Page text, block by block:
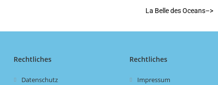
La Belle des Oceans–>
Rechtliches
Datenschutz
Rechtliches
Impressum